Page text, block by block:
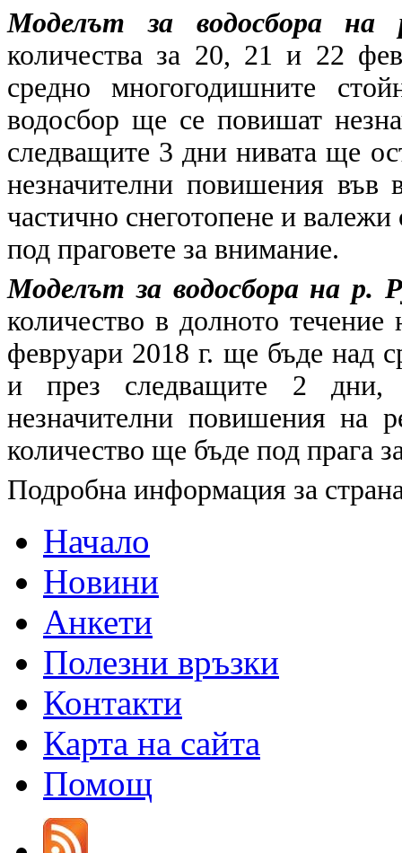
Моделът за водосбора
количества за 20, 21 и 22
средно многогодишните
водосбор ще се повишат
следващите 3 дни нивата ще
незначителни повишения във
частично снеготопене и
под праговете за внимание.
Моделът за водосбора на р.
количество в долното
февруари 2018 г. ще бъде над
и през следващите 2 дни,
незначителни повишения на
количество ще бъде под прага
Подробна информация за
Начало
Новини
Анкети
Полезни връзки
Контакти
Карта на сайта
Помощ